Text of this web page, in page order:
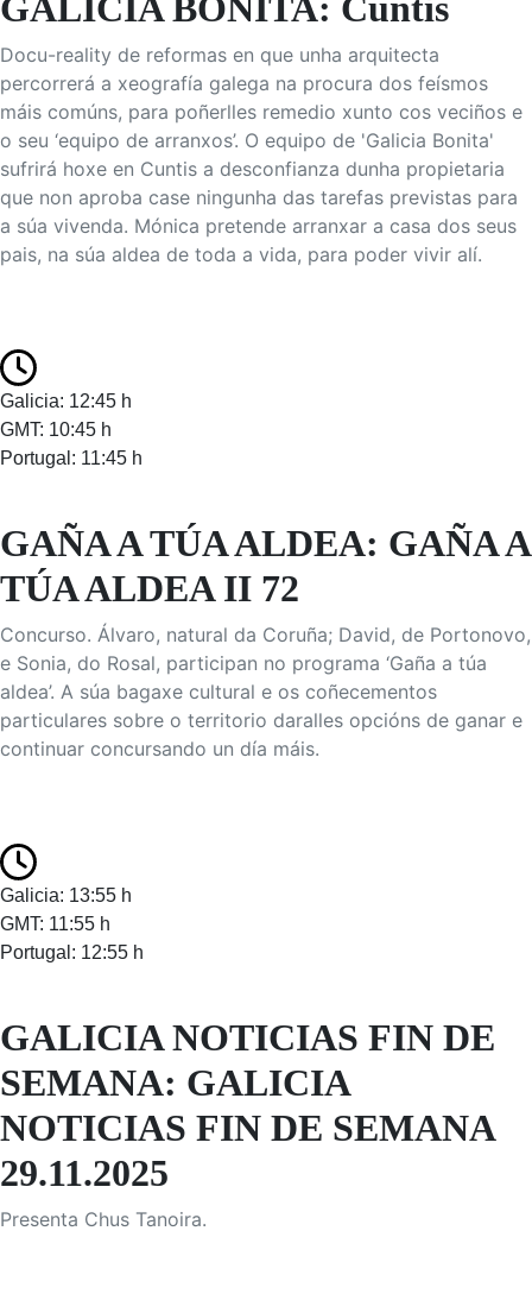
Docu-reality de reformas en que unha arquitecta
percorrerá a xeografía galega na procura dos feísmos
máis comúns, para poñerlles remedio xunto cos veciños e
o seu ‘equipo de arranxos’. O equipo de 'Galicia Bonita'
sufrirá hoxe en Cuntis a desconfianza dunha propietaria
que non aproba case ningunha das tarefas previstas para
a súa vivenda. Mónica pretende arranxar a casa dos seus
pais, na súa aldea de toda a vida, para poder vivir alí.
Galicia: 12:45 h
GMT: 10:45 h
Portugal: 11:45 h
GAÑA A TÚA ALDEA: GAÑA A
TÚA ALDEA II 72
Concurso. Álvaro, natural da Coruña; David, de Portonovo,
e Sonia, do Rosal, participan no programa ‘Gaña a túa
aldea’. A súa bagaxe cultural e os coñecementos
particulares sobre o territorio daralles opcións de ganar e
continuar concursando un día máis.
Galicia: 13:55 h
GMT: 11:55 h
Portugal: 12:55 h
GALICIA NOTICIAS FIN DE
SEMANA: GALICIA
NOTICIAS FIN DE SEMANA
29.11.2025
Presenta Chus Tanoira.